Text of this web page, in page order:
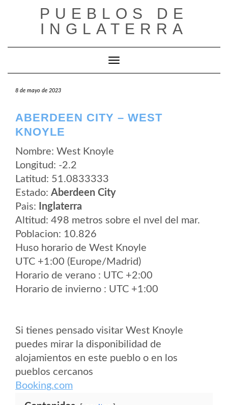
PUEBLOS DE
INGLATERRA
Cambiar modo de navegación
8 de mayo de 2023
ABERDEEN CITY – WEST
KNOYLE
Nombre: West Knoyle
Longitud: -2.2
Latitud: 51.0833333
Estado: Aberdeen City
Pais:
Inglaterra
Altitud: 498 metros sobre el nvel del mar.
Poblacion: 10.826
Huso horario de West Knoyle
UTC +1:00 (Europe/Madrid)
Horario de verano : UTC +2:00
Horario de invierno : UTC +1:00
Si tienes pensado visitar West Knoyle
puedes mirar la disponibilidad de
alojamientos en este pueblo o en los
pueblos cercanos
Booking.com